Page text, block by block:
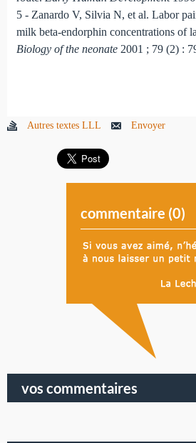
5 - Zanardo V, Silvia N, et al. Labor
milk beta-endorphin concentrations of
Biology of the neonate2001 ; 79 (2) :
Autres textes LLL Envoyer
commentaire (0)
vos commentaires